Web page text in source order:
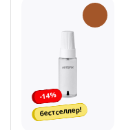
-14%
бестселлер!